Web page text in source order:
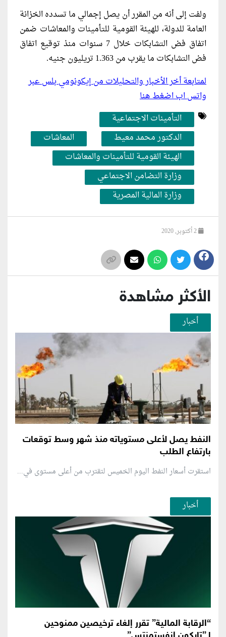
ولفت إلى أنه من المقرر أن يصل إجمالي ما تسدده الخزانة
العامة للدولة، للهيئة القومية للتأمينات والمعاشات ضمن
اتفاق فض التشابكات خلال 7 سنوات منذ توقيع اتفاق
فض التشابكات ما يقرب من 1.363 تريليون جنيه.
لمتابعة أخر الأخبار والتحليلات من إيكونومي بلس عبر
واتس اب اضغط هنا
التأمينات الاجتماعية
الدكتور محمد معيط
المعاشات
الهيئة القومية للتأمينات والمعاشات
وزارة التضامن الاجتماعي
وزارة المالية المصرية
الأكثر مشاهدة
أخبار
النفط يصل لأعلى مستوياته منذ شهر وسط توقعات
بارتفاع الطلب
استقرت أسعار النفط اليوم الخميس لتقترب من أعلى مستوى في...
أخبار
“الرقابة المالية” تقرر إلغاء ترخيصين ممنوحين